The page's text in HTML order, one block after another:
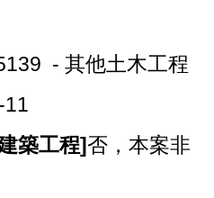
- 其他土木工程
11
築工程]否，本案非